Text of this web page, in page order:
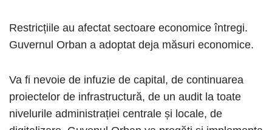
Restricțiile au afectat sectoare economice întregi.
Guvernul Orban a adoptat deja măsuri economice.
Va fi nevoie de infuzie de capital, de continuarea
proiectelor de infrastructură, de un audit la toate
nivelurile administrației centrale și locale, de